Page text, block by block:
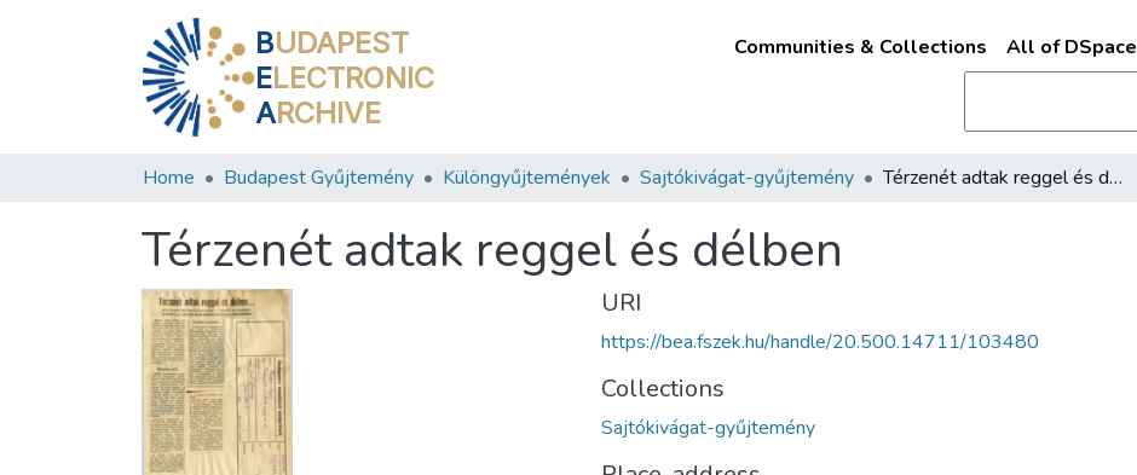
BUDAPEST
ELECTRONIC
ARCHIVE
Communities & Collections All of DSpace
Home Budapest Gyűjtemény Különgyűjtemények Sajtókivágat-gyűjtemény Térzenét adtak reggel és délben
Térzenét adtak reggel és délben
URI
https://bea.fszek.hu/handle/20.500.14711/103480
Collections
Sajtókivágat-gyűjtemény